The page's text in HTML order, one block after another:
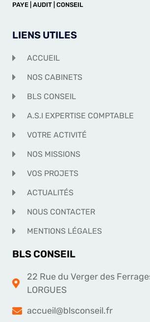
PAYE | AUDIT | CONSEIL
LIENS UTILES
ACCUEIL
NOS CABINETS
BLS CONSEIL
A.S.I EXPERTISE COMPTABLE
VOTRE ACTIVITÉ
NOS MISSIONS
VOS PROJETS
ACTUALITÉS
NOUS CONTACTER
MENTIONS LÉGALES
BLS CONSEIL
22 Rue du Verger des
LORGUES
accueil@blsconseil.fr